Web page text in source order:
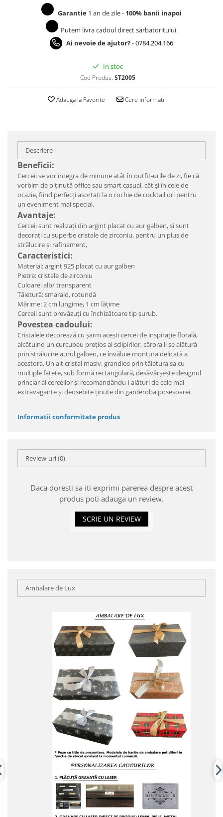
Garantie 1 an de zile - 100% banii inapoi
Putem livra cadoul direct sarbatoritului.
Ai nevoie de ajutor?-0784.204.166
In stoc
Cod Produs: ST2005
Adauga la Favorite Cere informatii
Descriere
Beneficii:
Cerceii se vor integra de minune atât în outfit-urile de zi, fie că
vorbim de o ținută office sau smart casual, cât și în cele de
ocazie, fiind perfecți asortați la o rochie de cocktail ori pentru
un eveniment mai special.
Avantaje:
Cerceii sunt realizați din argint placat cu aur galben, și sunt
decorați cu superbe cristale de zirconiu, pentru un plus de
strălucire și rafinament,
Caracteristici:
Material: argint 925 placat cu aur galben
Pietre: cristale de zirconiu
Culoare: alb/ transparent
Tăietură: smarald, rotundă
Mărime: 2 cm lungime, 1 cm lățime
Cerceii sunt prevăzuți cu închizătoare tip șurub.
Povestea cadoului:
Cristalele decorează cu şarm aceşti cercei de inspiraţie florală,
alcătuind un curcubeu preţios al sclipirilor, cărora li se alătură
prin strălucire aurul galben, ce învăluie montura delicată a
acestora. Un alt cristal masiv, grandios prin tăietura sa cu
multiple faţete, sub formă rectangulară, desăvârşeşte designul
princiar al cerceilor şi recomandându-i alături de cele mai
extravagante şi deosebite ţinute din garderoba posesoarei.
Informatii conformitate produs
Review-uri(0)
Daca doresti sa iti exprimi parerea despre acest
produs poti adauga un review.
SCRIE UN REVIEW
Ambalare de Lux